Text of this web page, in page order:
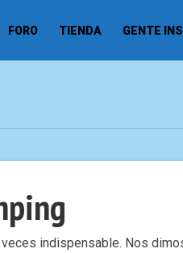
FORO TIENDA GENTE
indispensable. Nos